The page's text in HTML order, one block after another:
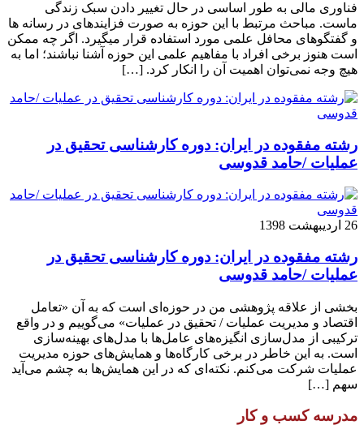
فناوری مالی به طور اساسی در حال تغییر دادن سبک زندگی
ماست. مباحث مرتبط با این حوزه به صورت فزاینده­ای در رسانه­ ها
و گفتگوهای محافل علمی مورد استفاده قرار می­گیرد. اگر چه ممکن
است هنوز برخی افراد با مفاهیم علمی این حوزه آشنا نباشند؛ اما به
هیچ وجه نمی‌توان اهمیت آن را انکار کرد. […]
رشته مفقوده در ایران: دوره کارشناسی تحقیق در
عملیات /حامد قدوسی
26 اردیبهشت 1398
رشته مفقوده در ایران: دوره کارشناسی تحقیق در
عملیات /حامد قدوسی
بخشی از علاقه پژوهشی من در حوزه‌ای است که به آن «تعامل
اقتصاد و مدیریت عملیات / تحقیق در عملیات» می‌گوییم و در واقع
ترکیبی از مدل‌سازی انگیزه‌های عامل‌ها با مدل‌های بهینه‌سازی
است. به این خاطر در برخی کارگاه‌ها و همایش‌های حوزه مدیریت
عملیات شرکت می‌کنم. نکته‌ای که در این همایش‌ها به چشم می‌آید
سهم […]
مدرسه کسب و کار